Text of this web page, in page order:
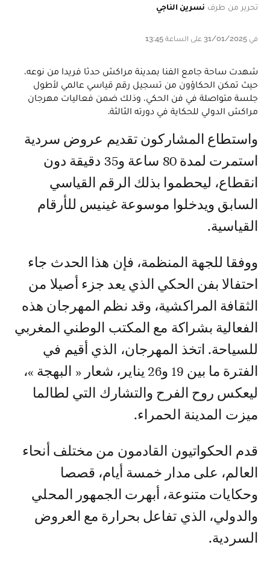
تحرير من طرف نسرين الناجي
في 31/01/2025 على الساعة 13:45
شهدت ساحة جامع الفنا بمدينة مراكش حدثا فريدا من نوعه،
حيث تمكن الحكاؤون من تسجيل رقم قياسي عالمي لأطول
جلسة متواصلة في فن الحكي، وذلك ضمن فعاليات مهرجان
مراكش الدولي للحكاية في دورته الثالثة.
واستطاع المشاركون تقديم عروض سردية
استمرت لمدة 80 ساعة و35 دقيقة دون
انقطاع، ليحطموا بذلك الرقم القياسي
السابق ويدخلوا موسوعة غينيس للأرقام
القياسية.
ووفقا للجهة المنظمة، فإن هذا الحدث جاء
احتفالا بفن الحكي الذي يعد جزء أصيلا من
الثقافة المراكشية، وقد نظم المهرجان هذه
الفعالية بشراكة مع المكتب الوطني المغربي
للسياحة. اتخذ المهرجان، الذي أقيم في
الفترة ما بين 19 و26 يناير، شعار « البهجة »،
ليعكس روح الفرح والتشارك التي لطالما
ميزت المدينة الحمراء.
قدم الحكواتيون القادمون من مختلف أنحاء
العالم، على مدار خمسة أيام، قصصا
وحكايات متنوعة، أبهرت الجمهور المحلي
والدولي، الذي تفاعل بحرارة مع العروض
السردية.